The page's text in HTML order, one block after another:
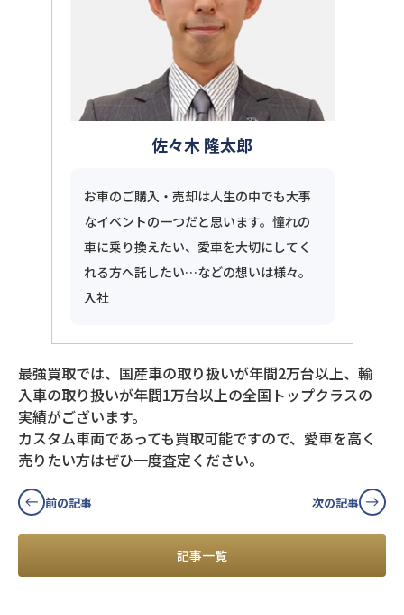
佐々木 隆太郎
お車のご購入・売却は人生の中でも大事
なイベントの一つだと思います。憧れの
車に乗り換えたい、愛車を大切にしてく
れる方へ託したい…などの想いは様々。
入社
最強買取では、国産車の取り扱いが年間2万台以上、輸
入車の取り扱いが年間1万台以上の全国トップクラスの
実績がございます。
カスタム車両であっても買取可能ですので、愛車を高く
売りたい方はぜひ一度査定ください。
前の記事
記事一覧
次の記事